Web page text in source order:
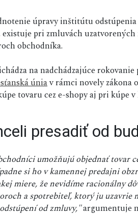
úpravy inštitútu
pri zmluvách
obchodníka.
na nadchádzajúce
úniav rámci novely zákona
tovaru cez e-shopy aj pri kúpe
presadiť od
umožňujú objednať tovar
si ho v kamennej predajni
miere, že nevidíme racionálny
a spotrebiteľ, ktorý ju
od zmluvy,"argumentuje